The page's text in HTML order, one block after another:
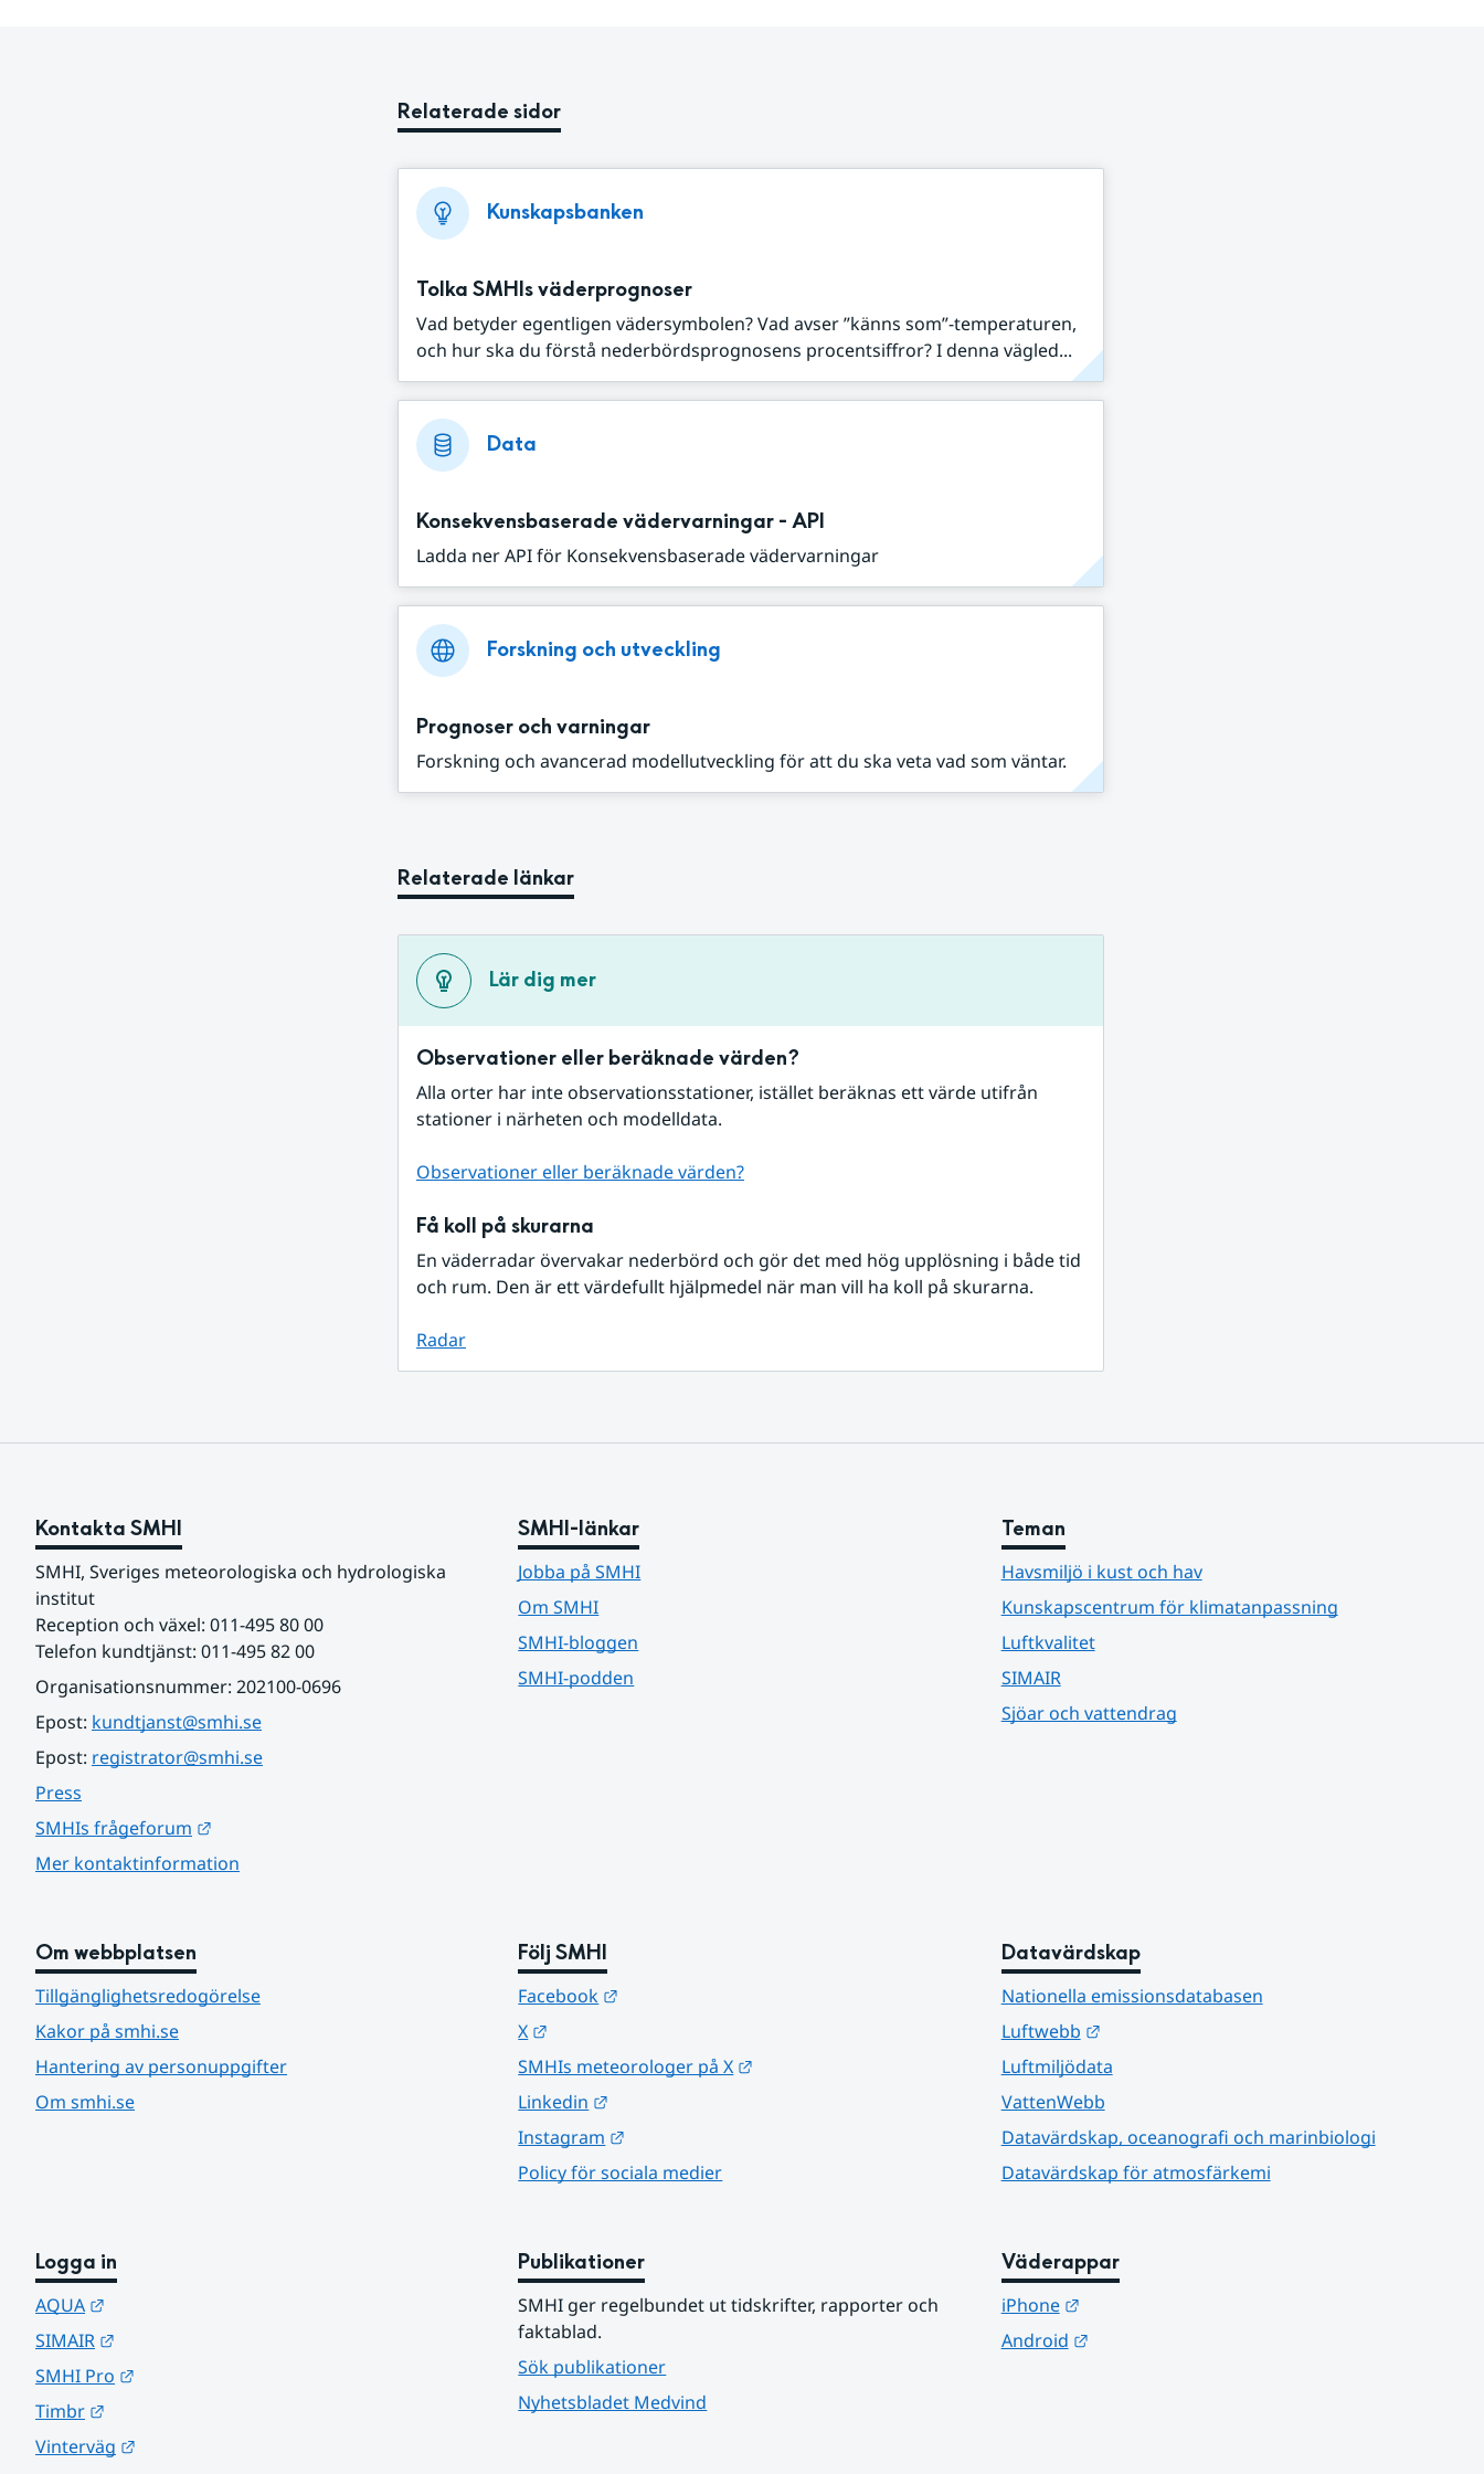
Relaterade sidor
Kunskapsbanken
Tolka SMHIs väderprognoser
Vad betyder egentligen vädersymbolen? Vad avser ”känns som”-temperaturen,
och hur ska du förstå nederbördsprognosens procentsiffror? I denna vägled...
Data
Konsekvensbaserade vädervarningar - API
Ladda ner API för Konsekvensbaserade vädervarningar
Forskning och utveckling
Prognoser och varningar
Forskning och avancerad modellutveckling för att du ska veta vad som väntar.
Relaterade länkar
Lär dig mer
Observationer eller beräknade värden?
Alla orter har inte observationsstationer, istället beräknas ett värde utifrån
stationer i närheten och modelldata.
Observationer eller beräknade värden?
Få koll på skurarna
En väderradar övervakar nederbörd och gör det med hög upplösning i både tid
och rum. Den är ett värdefullt hjälpmedel när man vill ha koll på skurarna.
Radar
Kontakta SMHI
SMHI, Sveriges meteorologiska och hydrologiska
institut
Reception och växel: 011-495 80 00
Telefon kundtjänst: 011-495 82 00
Organisationsnummer: 202100-0696
Epost: kundtjanst@smhi.se
Epost: registrator@smhi.se
Press
SMHIs frågeforum
Mer kontaktinformation
SMHI-länkar
Jobba på SMHI
Om SMHI
SMHI-bloggen
SMHI-podden
Teman
Havsmiljö i kust och hav
Kunskapscentrum för klimatanpassning
Luftkvalitet
SIMAIR
Sjöar och vattendrag
Om webbplatsen
Tillgänglighetsredogörelse
Kakor på smhi.se
Hantering av personuppgifter
Om smhi.se
Följ SMHI
Facebook
X
SMHIs meteorologer på X
Linkedin
Instagram
Policy för sociala medier
Datavärdskap
Nationella emissionsdatabasen
Luftwebb
Länk till annan webbplats.
Luftmiljödata
VattenWebb
Datavärdskap, oceanografi och marinbiologi
Datavärdskap för atmosfärkemi
Logga in
AQUA
SIMAIR
SMHI Pro
Timbr
Vinterväg
Publikationer
SMHI ger regelbundet ut tidskrifter, rapporter och
faktablad.
Sök publikationer
Nyhetsbladet Medvind
Väderappar
iPhone
Länk till annan webbplats.
Android
Länk till annan webbplats.